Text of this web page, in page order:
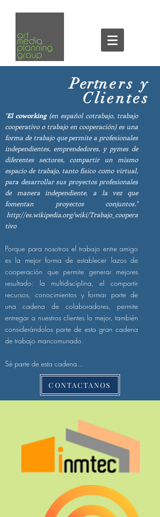
Pertners y
Clientes
"El coworking(en español cotrabajo, trabajo
cooperativo o trabajo en cooperación) es una
forma de trabajo que permite a profesionales
independientes, emprendedores, y pymes de
diferentes sectores, compartir un mismo
espacio de trabajo, tanto físico como virtual,
para desarrollar sus proyectos profesionales
de manera independiente, a la vez que
fomentan proyectos conjuntos."
http://es.wikipedia.org/wiki/Trabajo_coopera
tivo
Porque para nosotros el trabajo entre amigo
es la mejor forma de establecer lazos de
cooperación que permite generar mejores
resultado: la multidisciplina, el compartir
recursos, conocimientos y formar parte de
una cadena de colaboradores, permite
entregar a nuestros clientes lo mejor, también
considerándolos parte de esta gran cadena
de trabajo mancomunado.
Sé parte de esta cadena...
CONTACTANOS